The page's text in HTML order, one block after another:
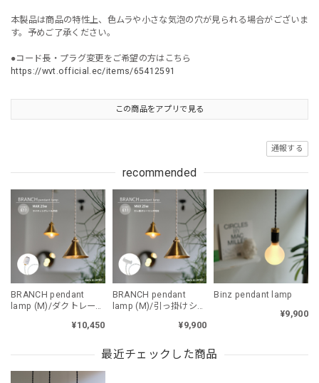
本製品は商品の特性上、色ムラや小さな気泡の穴が見られる場合がございま
す。予めご了承ください。
●コード長・プラグ変更をご希望の方はこちら
https://wvt.official.ec/items/65412591
この商品をアプリで見る
通報する
recommended
BRANCH pendant
lamp (M)/ダクトレール
¥10,450
BRANCH pendant
lamp (M)/引っ掛けシー
¥9,900
Binz pendant lamp
¥9,900
最近チェックした商品